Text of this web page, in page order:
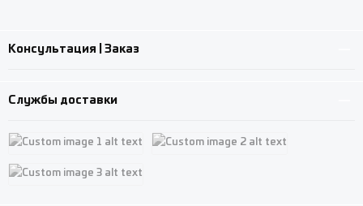
Консультация | Заказ
Службы доставки
Custom image 1